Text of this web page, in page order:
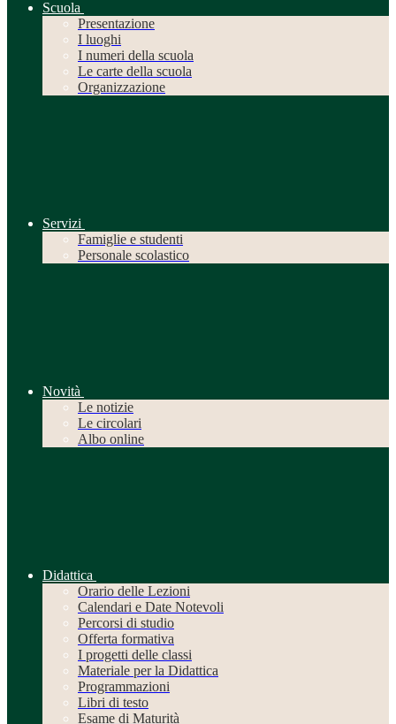
Scuola
Presentazione
I luoghi
I numeri della scuola
Le carte della scuola
Organizzazione
Servizi
Famiglie e studenti
Personale scolastico
Novità
Le notizie
Le circolari
Albo online
Didattica
Orario delle Lezioni
Calendari e Date Notevoli
Percorsi di studio
Offerta formativa
I progetti delle classi
Materiale per la Didattica
Programmazioni
Libri di testo
Esame di Maturità